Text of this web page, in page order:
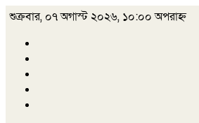
শুক্রবার, ০৭ অগাস্ট ২০২৬, ১০:০০ অপরাহ্ন